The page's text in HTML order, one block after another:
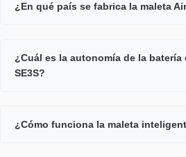
¿En qué país se fabrica la maleta
¿Cuál es la autonomía de la batería
SE3S?
¿Cómo funciona la maleta